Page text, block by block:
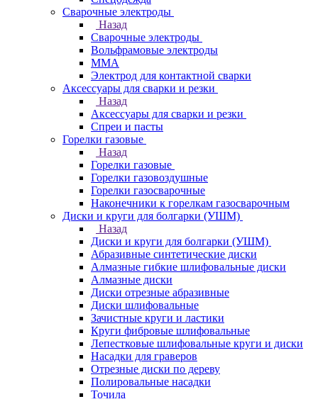
Сварочные электроды
Назад
Сварочные электроды
Вольфрамовые электроды
ММА
Электрод для контактной сварки
Аксессуары для сварки и резки
Назад
Аксессуары для сварки и резки
Спреи и пасты
Горелки газовые
Назад
Горелки газовые
Горелки газовоздушные
Горелки газосварочные
Наконечники к горелкам газосварочным
Диски и круги для болгарки (УШМ)
Назад
Диски и круги для болгарки (УШМ)
Абразивные синтетические диски
Алмазные гибкие шлифовальные диски
Алмазные диски
Диски отрезные абразивные
Диски шлифовальные
Зачистные круги и ластики
Круги фибровые шлифовальные
Лепестковые шлифовальные круги и диски
Насадки для граверов
Отрезные диски по дереву
Полировальные насадки
Точила